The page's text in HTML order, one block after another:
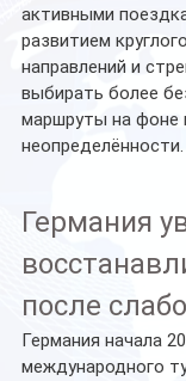
активными
развитием
направлений и
выбирать более
маршруты на фоне
неопределённости.
Германия
после
Германия начала
международного